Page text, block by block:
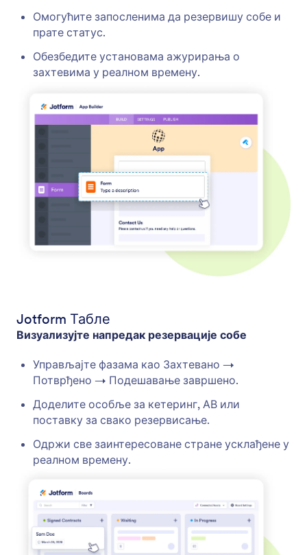
Омогућите запосленима да резервишу собе и
прате статус.
Обезбедите установама ажурирања о
захтевима у реалном времену.
Jotform Табле
Визуализујте напредак резервације собе
Управљајте фазама као Захтевано →
Потврђено → Подешавање завршено.
Доделите особље за кетеринг, АВ или
поставку за свако резервисање.
Одржи све заинтересоване стране усклађене у
реалном времену.